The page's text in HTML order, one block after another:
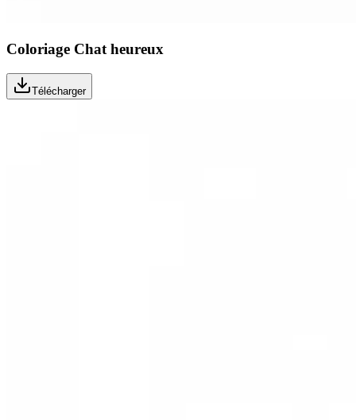
Coloriage Chat heureux
Télécharger